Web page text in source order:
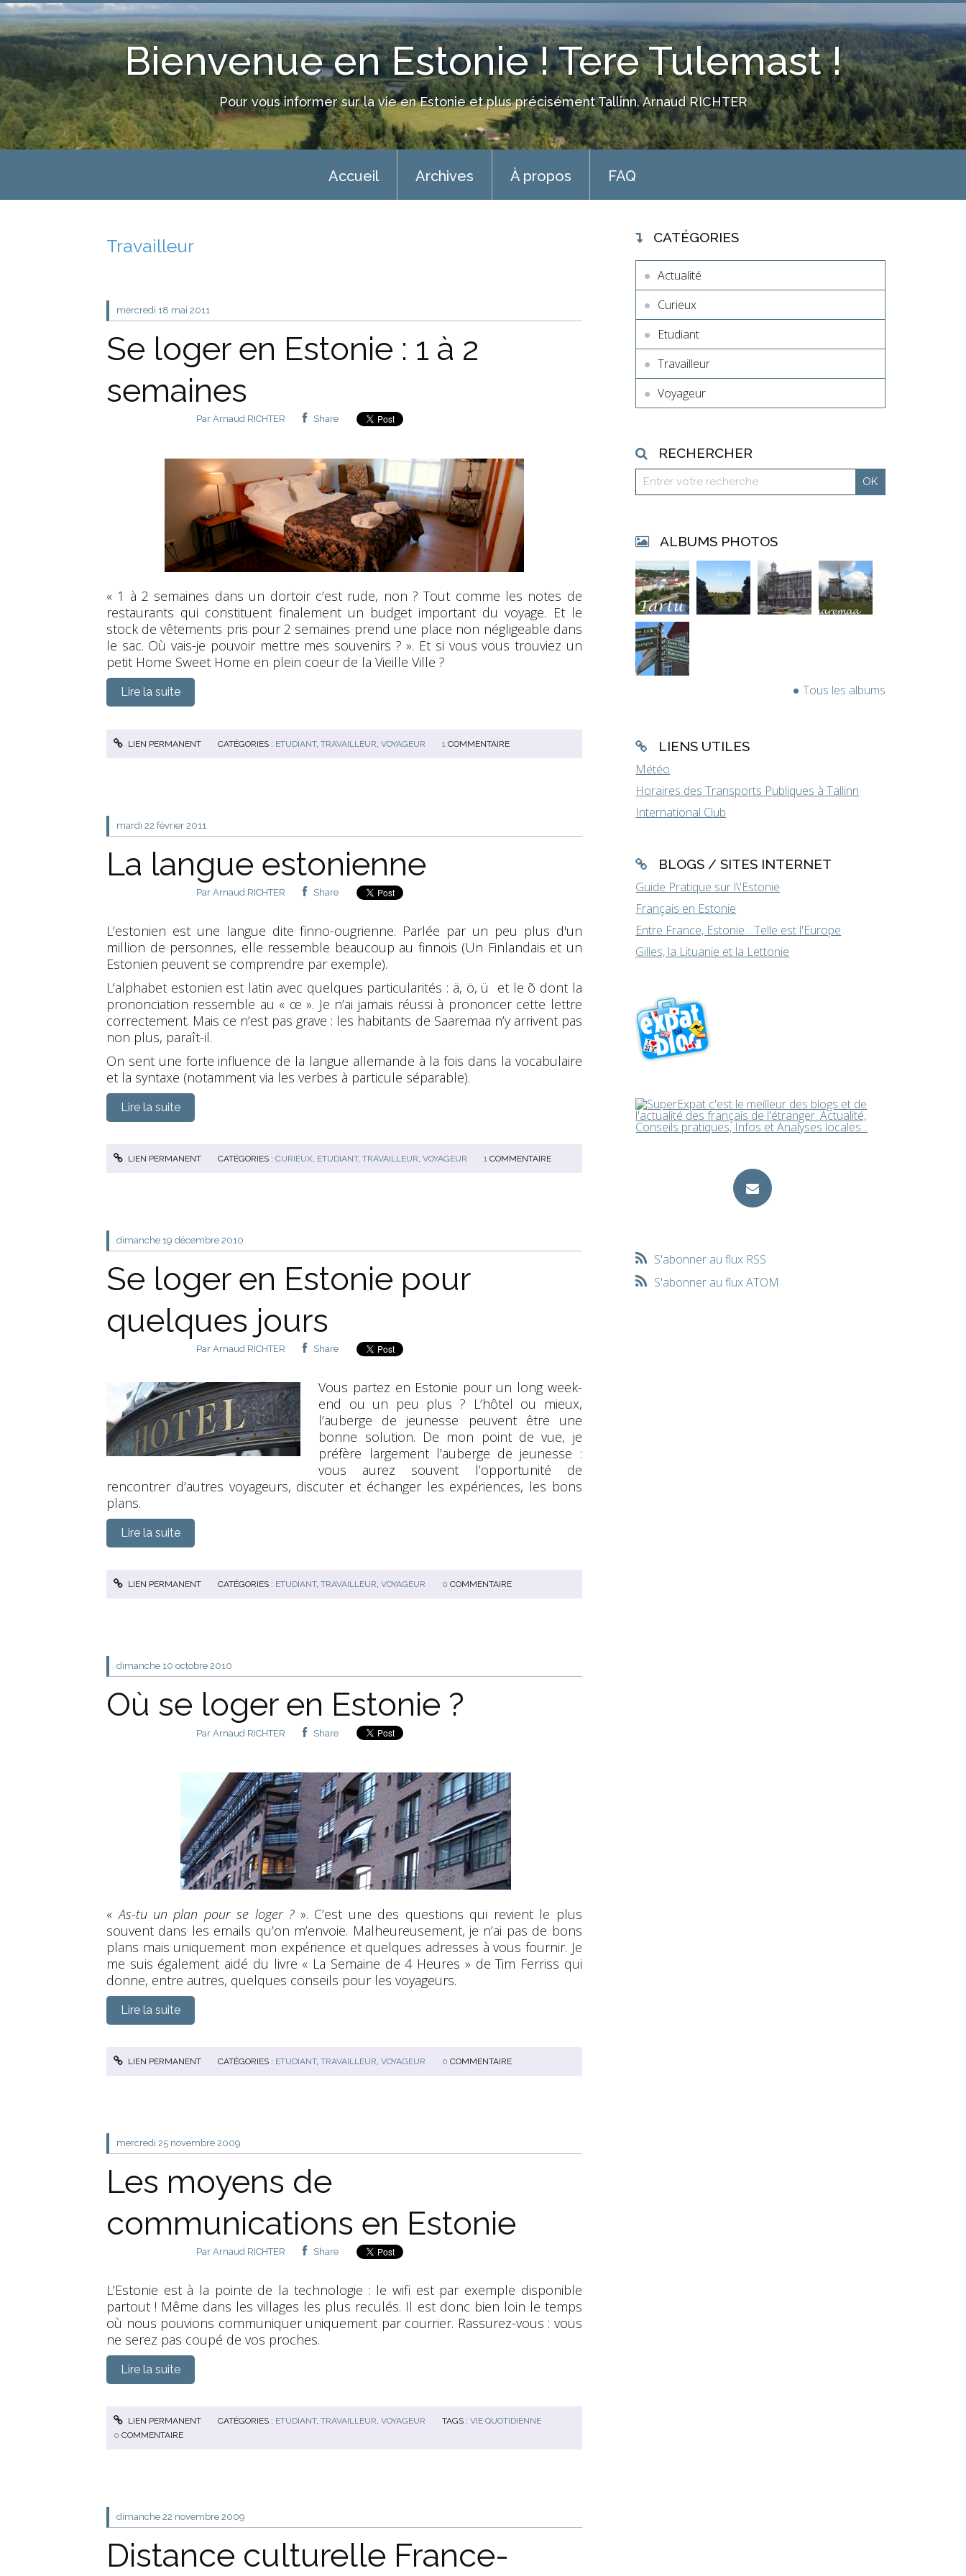
Bienvenue en Estonie ! Tere Tulemast !
Pour vous informer sur la vie en Estonie et plus précisément Tallinn. Arnaud RICHTER
Accueil Archives À propos FAQ
Travailleur
mercredi 18 mai 2011
Se loger en Estonie : 1 à 2
semaines
Par Arnaud RICHTER Share
« 1 à 2 semaines dans un dortoir c’est rude, non ? Tout comme les notes de
restaurants qui constituent finalement un budget important du voyage. Et le
stock de vêtements pris pour 2 semaines prend une place non négligeable dans
le sac. Où vais-je pouvoir mettre mes souvenirs ? ». Et si vous vous trouviez un
petit Home Sweet Home en plein coeur de la Vieille Ville ?
Lire la suite
LIEN PERMANENT CATÉGORIES : ETUDIANT,TRAVAILLEUR ,VOYAGEUR 1 COMMENTAIRE
mardi 22 février 2011
La langue estonienne
Par Arnaud RICHTER Share
L’estonien est une langue dite finno-ougrienne. Parlée par un peu plus d'un
million de personnes, elle ressemble beaucoup au finnois (Un Finlandais et un
Estonien peuvent se comprendre par exemple).
L’alphabet estonien est latin avec quelques particularités : ä, ö, ü et le õ dont la
prononciation ressemble au « œ ». Je n’ai jamais réussi à prononcer cette lettre
correctement. Mais ce n’est pas grave : les habitants de Saaremaa n’y arrivent pas
non plus, paraît-il.
On sent une forte influence de la langue allemande à la fois dans la vocabulaire
et la syntaxe (notamment via les verbes à particule séparable).
Lire la suite
LIEN PERMANENT CATÉGORIES :CURIEUX, ETUDIANT,TRAVAILLEUR,VOYAGEUR 1 COMMENTAIRE
dimanche 19 décembre 2010
Se loger en Estonie pour
quelques jours
Par Arnaud RICHTER Share
Vous partez en Estonie pour un long week-
end ou un peu plus ? L’hôtel ou mieux,
l’auberge de jeunesse peuvent être une
bonne solution. De mon point de vue, je
préfère largement l’auberge de jeunesse :
vous aurez souvent l’opportunité de
rencontrer d’autres voyageurs, discuter et échanger les expériences, les bons
plans.
Lire la suite
LIEN PERMANENT CATÉGORIES : ETUDIANT,TRAVAILLEUR,VOYAGEUR 0 COMMENTAIRE
dimanche 10 octobre 2010
Où se loger en Estonie ?
Par Arnaud RICHTER Share
«As-tu un plan pour se loger ?». C’est une des questions qui revient le plus
souvent dans les emails qu’on m’envoie. Malheureusement, je n’ai pas de bons
plans mais uniquement mon expérience et quelques adresses à vous fournir. Je
me suis également aidé du livre « La Semaine de 4 Heures » de Tim Ferriss qui
donne, entre autres, quelques conseils pour les voyageurs.
Lire la suite
LIEN PERMANENT CATÉGORIES : ETUDIANT,TRAVAILLEUR,VOYAGEUR 0 COMMENTAIRE
mercredi 25 novembre 2009
Les moyens de
communications en Estonie
Par Arnaud RICHTER Share
L’Estonie est à la pointe de la technologie : le wifi est par exemple disponible
partout ! Même dans les villages les plus reculés. Il est donc bien loin le temps
où nous pouvions communiquer uniquement par courrier. Rassurez-vous : vous
ne serez pas coupé de vos proches.
Lire la suite
LIEN PERMANENT CATÉGORIES : ETUDIANT,TRAVAILLEUR,VOYAGEUR TAGS :VIE QUOTIDIENNE
0 COMMENTAIRE
dimanche 22 novembre 2009
Distance culturelle France-
CATÉGORIES
Actualité
Curieux
Etudiant
Travailleur
Voyageur
RECHERCHER
ALBUMS PHOTOS
Tous les albums
LIENS UTILES
Météo
Horaires des Transports Publiques à Tallinn
International Club
BLOGS / SITES INTERNET
Guide Pratique sur l\'Estonie
Français en Estonie
Entre France, Estonie... Telle est l'Europe
Gilles, la Lituanie et la Lettonie
S'abonner au flux RSS
S'abonner au flux ATOM